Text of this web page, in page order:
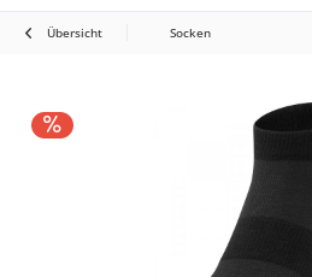
Übersicht Socken